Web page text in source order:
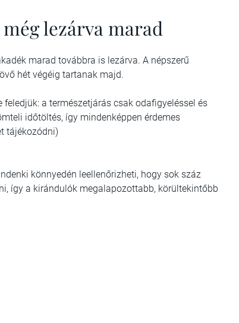
lezárva marad
marad továbbra is lezárva. A népszerű
hét végéig tartanak majd.
a természetjárás csak odafigyeléssel és
időtöltés, így mindenképpen érdemes
tájékozódni)
könnyedén leellenőrizheti, hogy sok száz
így a kirándulók megalapozottabb, körültekintőbb